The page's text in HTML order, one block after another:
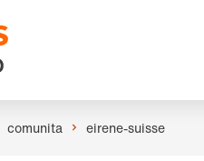
comunita eirene-suisse